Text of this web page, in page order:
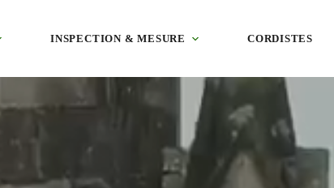
INSPECTION & MESURE CORDISTES